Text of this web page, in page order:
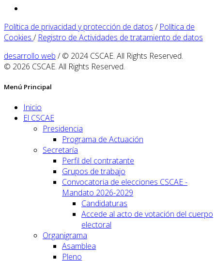
Política de privacidad y protección de datos / Política de
Cookies / Registro de Actividades de tratamiento de datos
desarrollo web / © 2024 CSCAE. All Rights Reserved.
© 2026 CSCAE. All Rights Reserved.
Menú Principal
Inicio
El CSCAE
Presidencia
Programa de Actuación
Secretaría
Perfil del contratante
Grupos de trabajo
Convocatoria de elecciones CSCAE -
Mandato 2026-2029
Candidaturas
Accede al acto de votación del cuerpo
electoral
Organigrama
Asamblea
Pleno